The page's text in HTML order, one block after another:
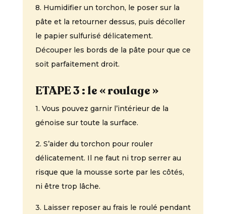
8. Humidifier un torchon, le poser sur la
pâte et la retourner dessus, puis décoller
le papier sulfurisé délicatement.
Découper les bords de la pâte pour que ce
soit parfaitement droit.
ETAPE 3 : le « roulage »
1. Vous pouvez garnir l’intérieur de la
génoise sur toute la surface.
2. S’aider du torchon pour rouler
délicatement. Il ne faut ni trop serrer au
risque que la mousse sorte par les côtés,
ni être trop lâche.
3. Laisser reposer au frais le roulé pendant